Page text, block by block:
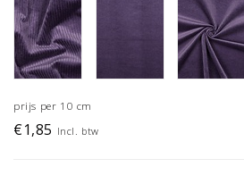
prijs per 10 cm
€1,85 Incl. btw